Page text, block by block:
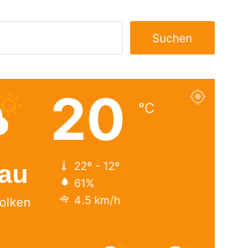
nach:
20 ℃
22º - 12º
61%
4.5 km/h